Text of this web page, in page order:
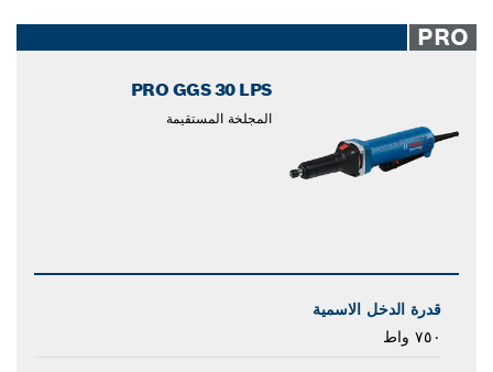
PRO
PRO GGS 30 LPS
المجلخة المستقيمة
قدرة الدخل الاسمية
٧٥٠ واط